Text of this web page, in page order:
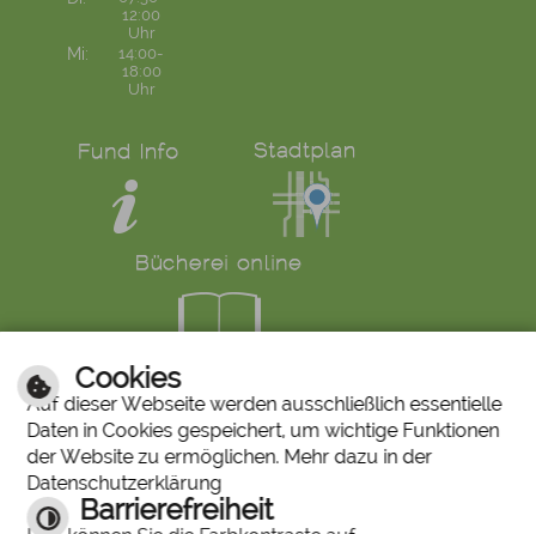
12:00
Uhr
Mi:
14:00-
18:00
Uhr
LINKS
Bürgerservice
Ruf den Bürgermeister
Mängelmeldung
Stiftung "Unser Stadtbergen"
Stadtberger Bote
Cookies
Auf dieser Webseite werden ausschließlich essentielle
Daten in Cookies gespeichert, um wichtige Funktionen
der Website zu ermöglichen. Mehr dazu in der
Datenschutzerklärung
Barrierefreiheit